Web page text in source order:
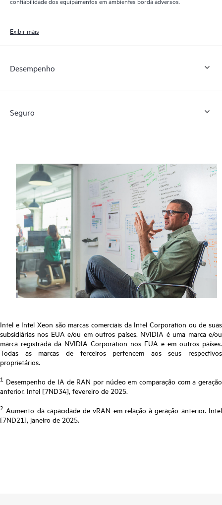
Exibir mais
Desempenho
Seguro
Intel e Intel Xeon são marcas comerciais da Intel Corporation ou de suas
subsidiárias nos EUA e/ou em outros países. NVIDIA é uma marca e/ou
marca registrada da NVIDIA Corporation nos EUA e em outros países.
Todas as marcas de terceiros pertencem aos seus respectivos
proprietários.
1 Desempenho de IA de RAN por núcleo em comparação com a geração
anterior. Intel [7ND34], fevereiro de 2025.
2 Aumento da capacidade de vRAN em relação à geração anterior. Intel
[7ND21], janeiro de 2025.